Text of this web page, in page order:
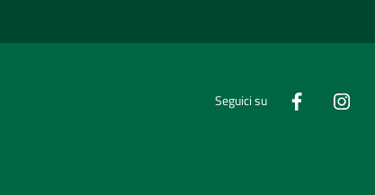
Seguici su